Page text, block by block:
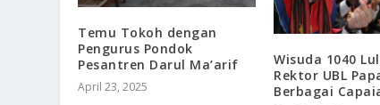
Temu Tokoh dengan
Pengurus Pondok
Pesantren Darul Ma’arif
April 23, 2025
Wisuda 1040
Rektor UBL
Berbagai